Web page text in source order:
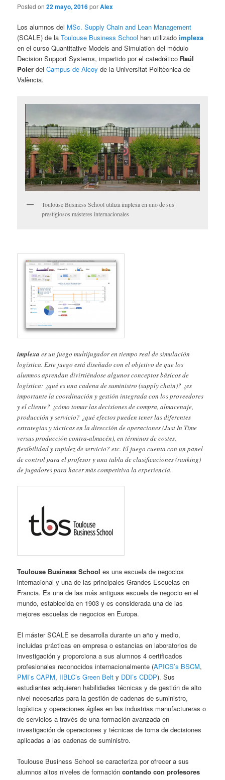
Posted on22 mayo, 2016porAlex
Los alumnos del MSc. Supply Chain and Lean Management
(SCALE) de laToulouse Business School han utilizadoimplexa
en el curso Quantitative Models and Simulation del módulo
Decision Support Systems, impartido por el catedrático Raúl
PolerdelCampus de Alcoy de la Universitat Politècnica de
València.
Toulouse Business School utiliza implexa en uno de sus
prestigiosos másteres internacionales
implexa es un juego multijugador en tiempo real de simulación
logística. Este juego está diseñado con el objetivo de que los
alumnos aprendan divirtiéndose algunos conceptos básicos de
logística: ¿qué es una cadena de suministro (supply chain)? ¿es
importante la coordinación y gestión integrada con los proveedores
y el cliente? ¿cómo tomar las decisiones de compra, almacenaje,
producción y servicio? ¿qué efectos pueden tener las diferentes
estrategias y tácticas en la dirección de operaciones (Just In Time
versus producción contra-almacén), en términos de costes,
flexibilidad y rapidez de servicio? etc. El juego cuenta con un panel
de control para el profesor y una tabla de clasificaciones (ranking)
de jugadores para hacer más competitiva la experiencia.
Toulouse Business School es una escuela de negocios
internacional y una de las principales Grandes Escuelas en
Francia. Es una de las más antiguas escuela de negocio en el
mundo, establecida en 1903 y es considerada una de las
mejores escuelas de negocios en Europa.
El máster SCALE se desarrolla durante un año y medio,
incluidas prácticas en empresa o estancias en laboratorios de
investigación y proporciona a sus alumnos 4 certificados
profesionales reconocidos internacionalmente (APICS’s BSCM,
PMI’s CAPM, IIBLC’s Green Belt y DDI’s CDDP). Sus
estudiantes adquieren habilidades técnicas y de gestión de alto
nivel necesarias para la gestión de cadenas de suministro,
logística y operaciones ágiles en las industrias manufactureras o
de servicios a través de una formación avanzada en
investigación de operaciones y técnicas de toma de decisiones
aplicadas a las cadenas de suministro.
Toulouse Business School se caracteriza por ofrecer a sus
alumnos altos niveles de formacióncontando con profesores